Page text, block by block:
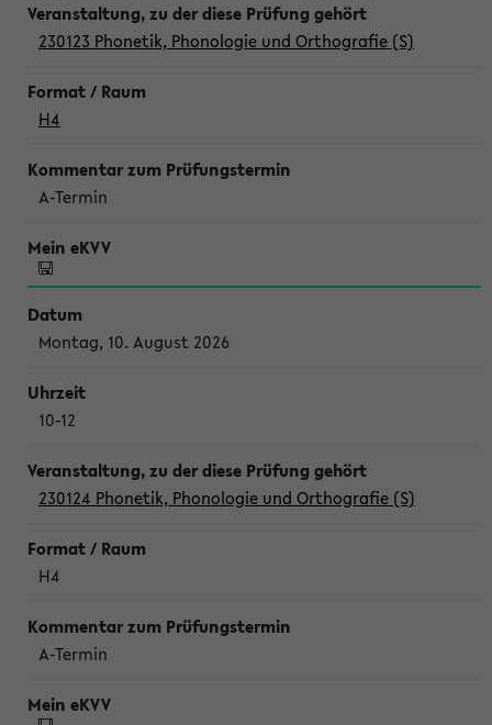
230123 Phonetik, Phonologie und Orthografie (S)
H4
A-Termin
Montag, 10. August 2026
10-12
230124 Phonetik, Phonologie und Orthografie (S)
H4
A-Termin